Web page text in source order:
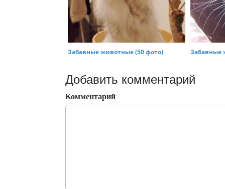
Забавные животные (50 фото) Забавные
Добавить комментарий
Комментарий